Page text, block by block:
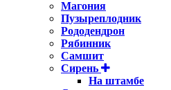
Магония
Пузыреплодник
Рододендрон
Рябинник
Самшит
Сирень
На штамбе